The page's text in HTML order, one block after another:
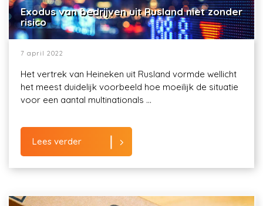
Exodus van bedrijven uit Rusland niet zonder
risico
7 april 2022
Het vertrek van Heineken uit Rusland vormde wellicht
het meest duidelijk voorbeeld hoe moeilijk de situatie
voor een aantal multinationals ...
Lees verder